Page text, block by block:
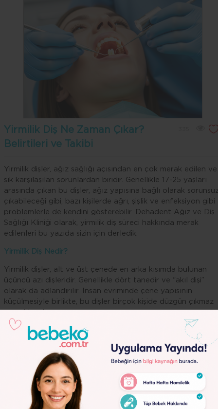
Lorem
Yirmilik Diş Ne Zaman Çıkar?
Belirtileri ve Takibi
Yirmilik dişler, ağız sağlığı açısından en çok merak edilen ve
sık karşılaşılan sorunlardan biridir. Genellikle 17-25 yaşları
arasında çıkan bu dişler, ağız yapısına bağlı olarak
çıkabileceği gibi, bazı kişilerde ağrı, şişlik ve enfeksiyon gibi
problemlerle de kendini gösterebilir. Dehadent Ağız ve Diş
Sağlığı Kliniği olarak, yirmilik diş süreci hakkında merak
edilenleri bu yazıda sizin için derledik.
Yirmilik Diş Nedir?
Yirmilik dişler, alt ve üst çenede en arka kısımda bulunan
üçüncü azı dişleridir. Genellikle dört tanedir ve “akıl dişi”
olarak da adlandırılır. İnsan evriminde çene yapısının
küçülmesiyle birlikte, bu dişler birçok kişide düzgün çıkmaz
veya hiç çıkmaz.
Yirmilik Diş Ne Zaman Çıkar?
Yirmilik dişler genellikle 17 ile 25 yaş arasında sürer. Ancak
bu yaş aralığı kişiye göre değişebilir. Bazı kişilerde 30
kadar bile çıkabilir veya hiç sürmeyebilir. Dişin çıkma süresi;
genetik yapı, çene genişliği ve ağız içi hijyen gibi faktörlere
bağlıdır.